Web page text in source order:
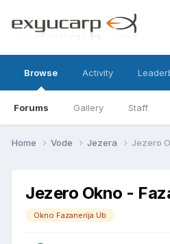
Browse
Forums Gallery Staff
Activity
Home Vode Jezera Jezero
Jezero Okno -
Okno Fazanerija Ub